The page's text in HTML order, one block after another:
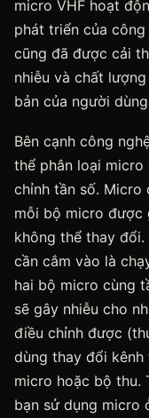
micro VHF hoạt
phát triển của
cũng đã được cải
nhiễu và chất
bản của người
Bên cạnh công
thể phân loại
chỉnh tần số. Micro
mỗi bộ micro được
không thể thay
cần cắm vào là
hai bộ micro cùng
sẽ gây nhiễu cho
điều chỉnh được
dùng thay đổi
micro hoặc bộ thu.
bạn sử dụng micro